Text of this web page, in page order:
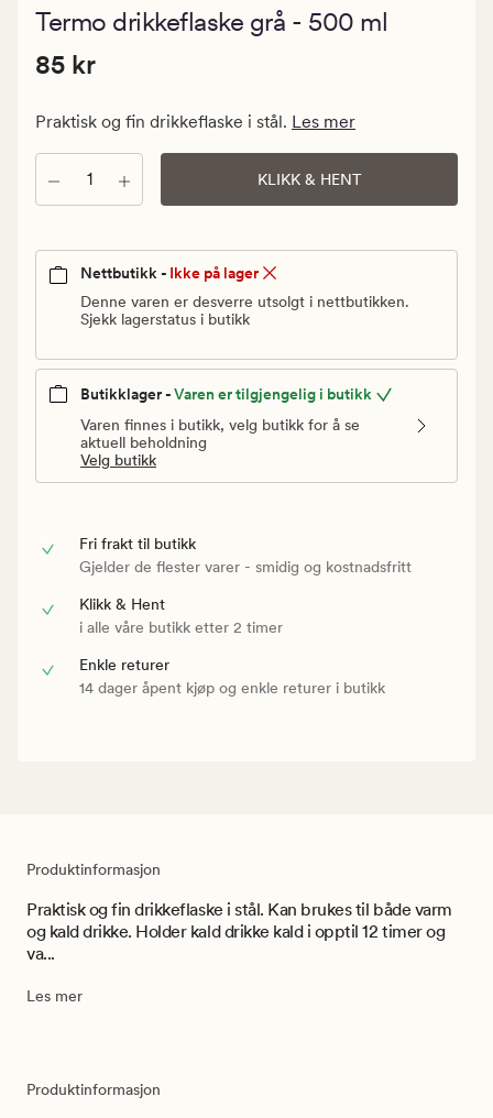
Termo drikkeflaske grå - 500 ml
Pris
pris
85
Pris 85 kr
85 kr
Praktisk og fin drikkeflaske i stål. Les mer
Antall KLIKK & HENT
Nettbutikk - Ikke på lager
Denne varen er desverre utsolgt i nettbutikken.
Sjekk lagerstatus i butikk
Butikklager -Varen er tilgjengelig i butikk
Varen finnes i butikk, velg butikk for å se
aktuell beholdning
Velg butikk
Fri frakt til butikk
Gjelder de flester varer - smidig og kostnadsfritt
Klikk & Hent
i alle våre butikk etter 2 timer
Enkle returer
14 dager åpent kjøp og enkle returer i butikk
Produktinformasjon
Praktisk og fin drikkeflaske i stål. Kan brukes til både varm
og kald drikke. Holder kald drikke kald i opptil 12 timer og
va...
Les mer
Produktinformasjon